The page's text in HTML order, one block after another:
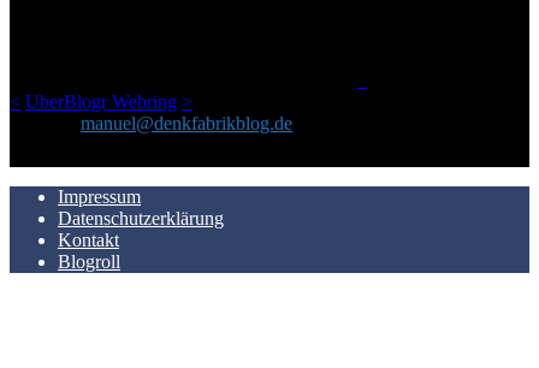
< UberBlogr Webring >
manuel@denkfabrikblog.de
Impressum
Datenschutzerklärung
Kontakt
Blogroll